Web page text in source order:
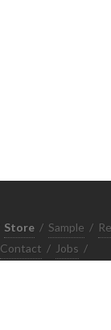
Store / Sample /
Contact / Jobs /